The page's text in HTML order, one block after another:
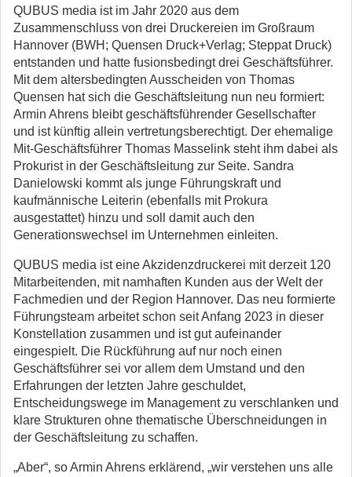
QUBUS media ist im Jahr 2020 aus dem
Zusammenschluss von drei Druckereien im Großraum
Hannover (BWH; Quensen Druck+Verlag; Steppat Druck)
entstanden und hatte fusionsbedingt drei Geschäftsführer.
Mit dem altersbedingten Ausscheiden von Thomas
Quensen hat sich die Geschäftsleitung nun neu formiert:
Armin Ahrens bleibt geschäftsführender Gesellschafter
und ist künftig allein vertretungsberechtigt. Der ehemalige
Mit-Geschäftsführer Thomas Masselink steht ihm dabei als
Prokurist in der Geschäftsleitung zur Seite. Sandra
Danielowski kommt als junge Führungskraft und
kaufmännische Leiterin (ebenfalls mit Prokura
ausgestattet) hinzu und soll damit auch den
Generationswechsel im Unternehmen einleiten.
QUBUS media ist eine Akzidenzdruckerei mit derzeit 120
Mitarbeitenden, mit namhaften Kunden aus der Welt der
Fachmedien und der Region Hannover. Das neu formierte
Führungsteam arbeitet schon seit Anfang 2023 in dieser
Konstellation zusammen und ist gut aufeinander
eingespielt. Die Rückführung auf nur noch einen
Geschäftsführer sei vor allem dem Umstand und den
Erfahrungen der letzten Jahre geschuldet,
Entscheidungswege im Management zu verschlanken und
klare Strukturen ohne thematische Überschneidungen in
der Geschäftsleitung zu schaffen.
„Aber“, so Armin Ahrens erklärend, „wir verstehen uns alle